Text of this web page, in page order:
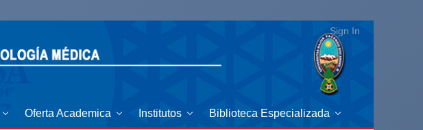
Sign In
Oferta Academica Institutos Biblioteca Especializada